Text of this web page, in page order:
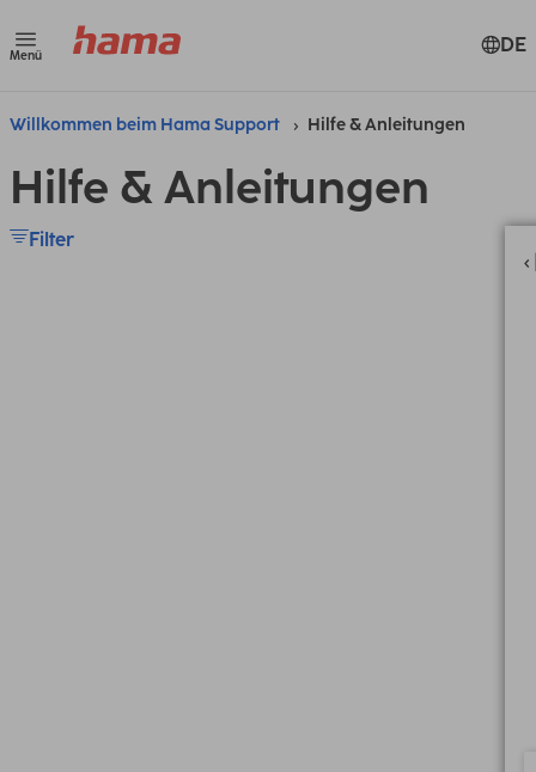
Menü DE
Willkommen beim Hama Support Hilfe & Anleitungen
Hilfe & Anleitungen
Filter